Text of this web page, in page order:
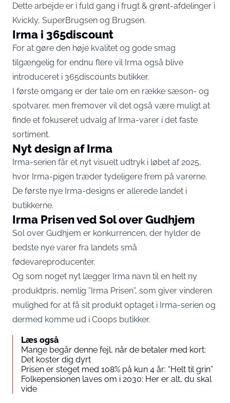
Dette arbejde er i fuld gang i frugt & grønt-afdelinger i
Kvickly, SuperBrugsen og Brugsen.
Irma i 365discount
For at gøre den høje kvalitet og gode smag
tilgængelig for endnu flere vil Irma også blive
introduceret i 365discounts butikker.
I første omgang er der tale om en række sæson- og
spotvarer, men fremover vil det også være muligt at
finde et fokuseret udvalg af Irma-varer i det faste
sortiment.
Nyt design af Irma
Irma-serien får et nyt visuelt udtryk i løbet af 2025,
hvor Irma-pigen træder tydeligere frem på varerne.
De første nye Irma-designs er allerede landet i
butikkerne.
Irma Prisen ved Sol over Gudhjem
Sol over Gudhjem er konkurrencen, der hylder de
bedste nye varer fra landets små
fødevareproducenter.
Og som noget nyt lægger Irma navn til en helt ny
produktpris, nemlig ”Irma Prisen”, som giver vinderen
mulighed for at få sit produkt optaget i Irma-serien og
dermed komme ud i Coops butikker.
Læs også
Mange begår denne fejl, når de betaler med kort:
Det koster dig dyrt
Prisen er steget med 108% på kun 4 år: “Helt til grin”
Folkepensionen laves om i 2030: Her er alt, du skal
vide